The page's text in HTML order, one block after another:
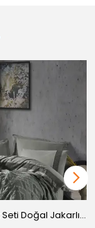
Freya Çeyiz Seti Doğal Jakarlı Dokuma %100 Pamuk 7 Parça Yatak Odası Seti